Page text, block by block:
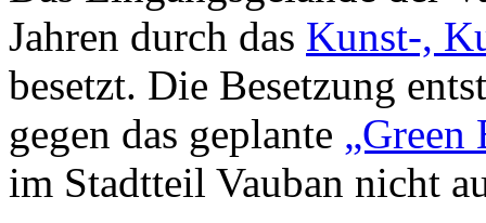
Jahren durch das Kunst-,
besetzt. Die Besetzung
gegen das geplante „Green
im Stadtteil Vauban nicht